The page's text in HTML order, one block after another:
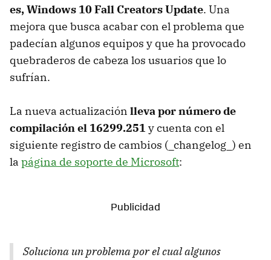
es, Windows 10 Fall Creators Update. Una
mejora que busca acabar con el problema que
padecían algunos equipos y que ha provocado
quebraderos de cabeza los usuarios que lo
sufrían.
La nueva actualización lleva por número de
compilación el 16299.251 y cuenta con el
siguiente registro de cambios (_changelog_) en
la página de soporte de Microsoft:
Soluciona un problema por el cual algunos